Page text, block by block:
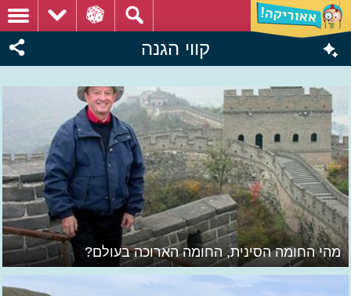
קווי הגנה
מהי החומה הסינית, החומה הארוכה בעולם?